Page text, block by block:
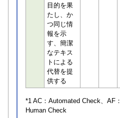
目的を果
たし、か
つ同じ情
報を示
す、簡潔
なテキス
トによる
代替を提
供する
*1 AC： Automated Check、AF：
Human Check